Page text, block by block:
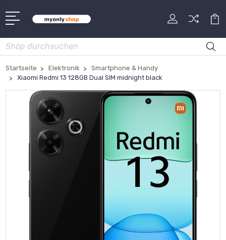
Suche
Startseite Elektronik
Smartphone & Handy
Xiaomi Redmi 13 128GB Dual SIM midnight black